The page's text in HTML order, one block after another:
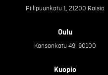
Piilipuunkatu 1, 21200 Raisio
Oulu
Kansankatu 49, 90100
Kuopio